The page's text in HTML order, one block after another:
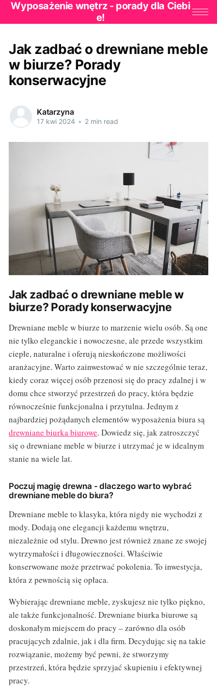
Wyposażenie wnętrz - porady dla Ciebi
e!
Jak zadbać o drewniane meble
w biurze? Porady
konserwacyjne
Katarzyna
17 kwi 2024 • 2 min read
Jak zadbać o drewniane meble w
biurze? Porady konserwacyjne
Drewniane meble w biurze to marzenie wielu osób. Są one
nie tylko eleganckie i nowoczesne, ale przede wszystkim
ciepłe, naturalne i oferują nieskończone możliwości
aranżacyjne. Warto zainwestować w nie szczególnie teraz,
kiedy coraz więcej osób przenosi się do pracy zdalnej i w
domu chce stworzyć przestrzeń do pracy, która będzie
równocześnie funkcjonalna i przytulna. Jednym z
najbardziej pożądanych elementów wyposażenia biura są
drewniane biurka biurowe. Dowiedz się, jak zatroszczyć
się o drewniane meble w biurze i utrzymać je w idealnym
stanie na wiele lat.
Poczuj magię drewna - dlaczego warto wybrać
drewniane meble do biura?
Drewniane meble to klasyka, która nigdy nie wychodzi z
mody. Dodają one elegancji każdemu wnętrzu,
niezależnie od stylu. Drewno jest również znane ze swojej
wytrzymałości i długowieczności. Właściwie
konserwowane może przetrwać pokolenia. To inwestycja,
która z pewnością się opłaca.
Wybierając drewniane meble, zyskujesz nie tylko piękno,
ale także funkcjonalność. Drewniane biurka biurowe są
doskonałym miejscem do pracy – zarówno dla osób
pracujących zdalnie, jak i dla firm. Decydując się na takie
rozwiązanie, możemy być pewni, że stworzymy
przestrzeń, która będzie sprzyjać skupieniu i efektywnej
pracy.